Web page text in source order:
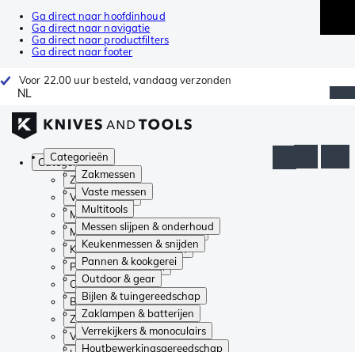
Ga direct naar hoofdinhoud
Ga direct naar navigatie
Ga direct naar productfilters
Ga direct naar footer
Voor 22.00 uur besteld, vandaag verzonden
NL
Categorieën
Zakmessen
Vaste messen
Multitools
Messen slijpen & onderhoud
Keukenmessen & snijden
Pannen & kookgerei
Outdoor & gear
Bijlen & tuingereedschap
Zaklampen & batterijen
Verrekijkers & monoculairs
Houtbewerkingsgereedschap
Categorieën
Zakmessen
Vaste messen
Multitools
Messen slijpen & onderhoud
Keukenmessen & snijden
Pannen & kookgerei
Outdoor & gear
Bijlen & tuingereedschap
Zaklampen & batterijen
Verrekijkers & monoculairs